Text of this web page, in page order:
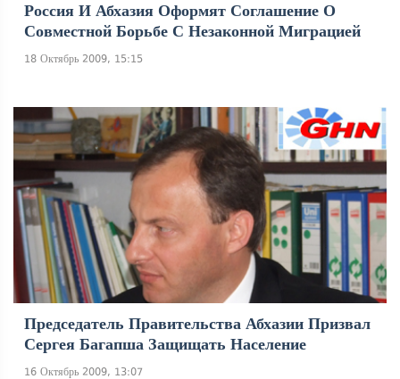
Россия И Абхазия Оформят Соглашение О
Совместной Борьбе С Незаконной Миграцией
18 Октябрь 2009, 15:15
Председатель Правительства Абхазии Призвал
Сергея Багапша Защищать Население
16 Октябрь 2009, 13:07